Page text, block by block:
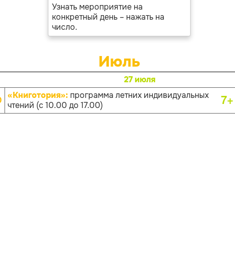
Узнать мероприятие на
конкретный день – нажать на
число.
Июль
27 июля
«Книготория»: программа летних индивидуальных
чтений (с 10.00 до 17.00)
7+